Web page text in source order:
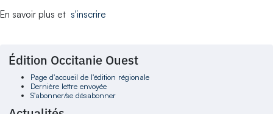
En savoir plus et s'inscrire
Édition Occitanie Ouest
Page d'accueil de l'édition régionale
Dernière lettre envoyée
S'abonner/se désabonner